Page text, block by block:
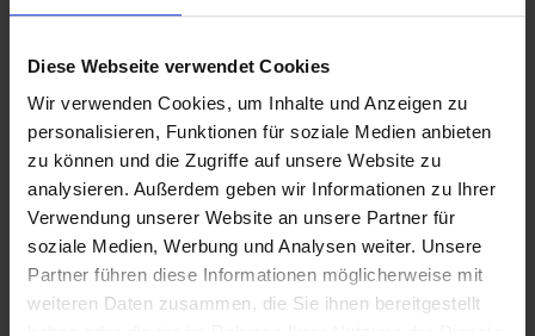
Diese Webseite verwendet Cookies
Wir verwenden Cookies, um Inhalte und Anzeigen zu
personalisieren, Funktionen für soziale Medien anbieten
zu können und die Zugriffe auf unsere Website zu
analysieren. Außerdem geben wir Informationen zu Ihrer
Verwendung unserer Website an unsere Partner für
soziale Medien, Werbung und Analysen weiter. Unsere
Partner führen diese Informationen möglicherweise mit
weiteren Daten zusammen, die Sie ihnen bereitgestellt
In Sicherheit in Deutschland, in Gedanken im Krieg
Alt und Jung unter einem Dach_CLEAN
Zusätzliches Material